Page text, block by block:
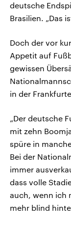
deutsche
Brasilien. „Das
Doch der vor
Appetit auf
gewissen
in der
„Der deutsche
mit zehn
spüre in
Bei der
immer
dass volle
auch, wenn ich
mehr blind